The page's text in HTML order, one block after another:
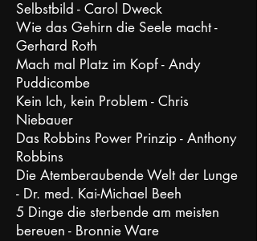
Selbstbild - Carol Dweck
Wie das Gehirn die Seele macht -
Gerhard Roth
Mach mal Platz im Kopf - Andy
Puddicombe
Kein Ich, kein Problem - Chris
Niebauer
Das Robbins Power Prinzip - Anthony
Robbins
Die Atemberaubende Welt der Lunge
- Dr. med. Kai-Michael Beeh
5 Dinge die sterbende am meisten
bereuen - Bronnie Ware